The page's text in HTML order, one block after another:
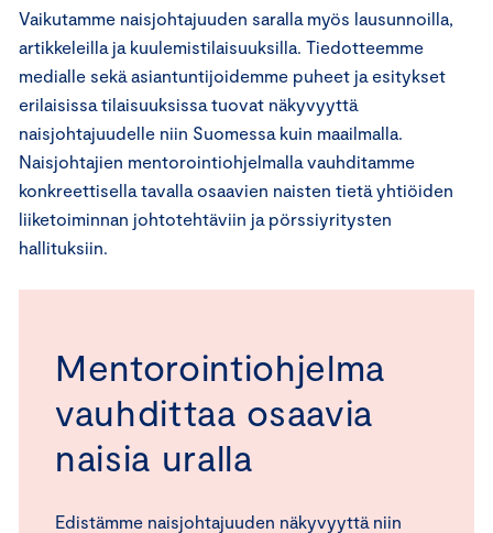
Vaikutamme naisjohtajuuden saralla myös lausunnoilla,
artikkeleilla ja kuulemistilaisuuksilla. Tiedotteemme
medialle sekä asiantuntijoidemme puheet ja esitykset
erilaisissa tilaisuuksissa tuovat näkyvyyttä
naisjohtajuudelle niin Suomessa kuin maailmalla.
Naisjohtajien mentorointiohjelmalla vauhditamme
konkreettisella tavalla osaavien naisten tietä yhtiöiden
liiketoiminnan johtotehtäviin ja pörssiyritysten
hallituksiin.
Mentorointiohjelma
vauhdittaa osaavia
naisia uralla
Edistämme naisjohtajuuden näkyvyyttä niin